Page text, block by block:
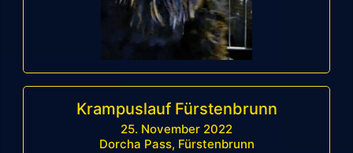
Krampuslauf Fürstenbrunn
25. November 2022
Dorcha Pass, Fürstenbrunn